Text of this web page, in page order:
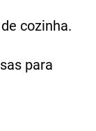
cozinha.
para